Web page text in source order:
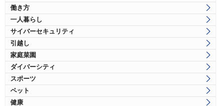
働き方
一人暮らし
サイバーセキュリティ
引越し
家庭菜園
ダイバーシティ
スポーツ
ペット
健康